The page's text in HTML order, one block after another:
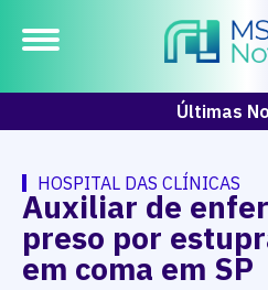
Últimas
HOSPITAL DAS CLÍNICAS
Auxiliar de
preso por
em coma em SP